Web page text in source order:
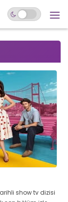
show tv dizisi